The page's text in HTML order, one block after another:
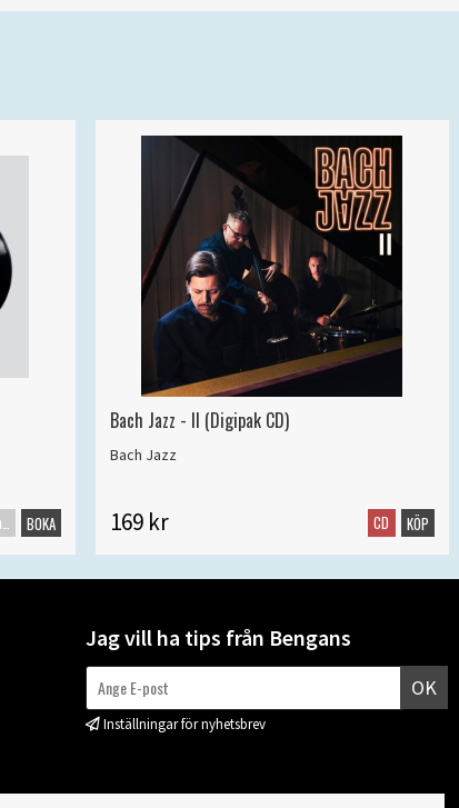
Maxisingel BOKA
Bach Jazz - II (Digipak CD)
Bach Jazz
169 kr CD KÖP
Jag vill ha tips från Bengans
OK
Inställningar för nyhetsbrev